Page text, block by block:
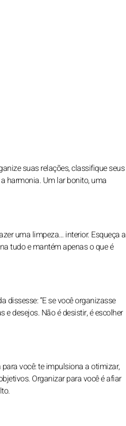
suas relações, classifique seus
harmonia. Um lar bonito, uma
uma limpeza… interior. Esqueça a
tudo e mantém apenas o que é
dissesse: “E se você organizasse
e desejos. Não é desistir, é escolher
você: te impulsiona a otimizar,
Organizar para você é afiar